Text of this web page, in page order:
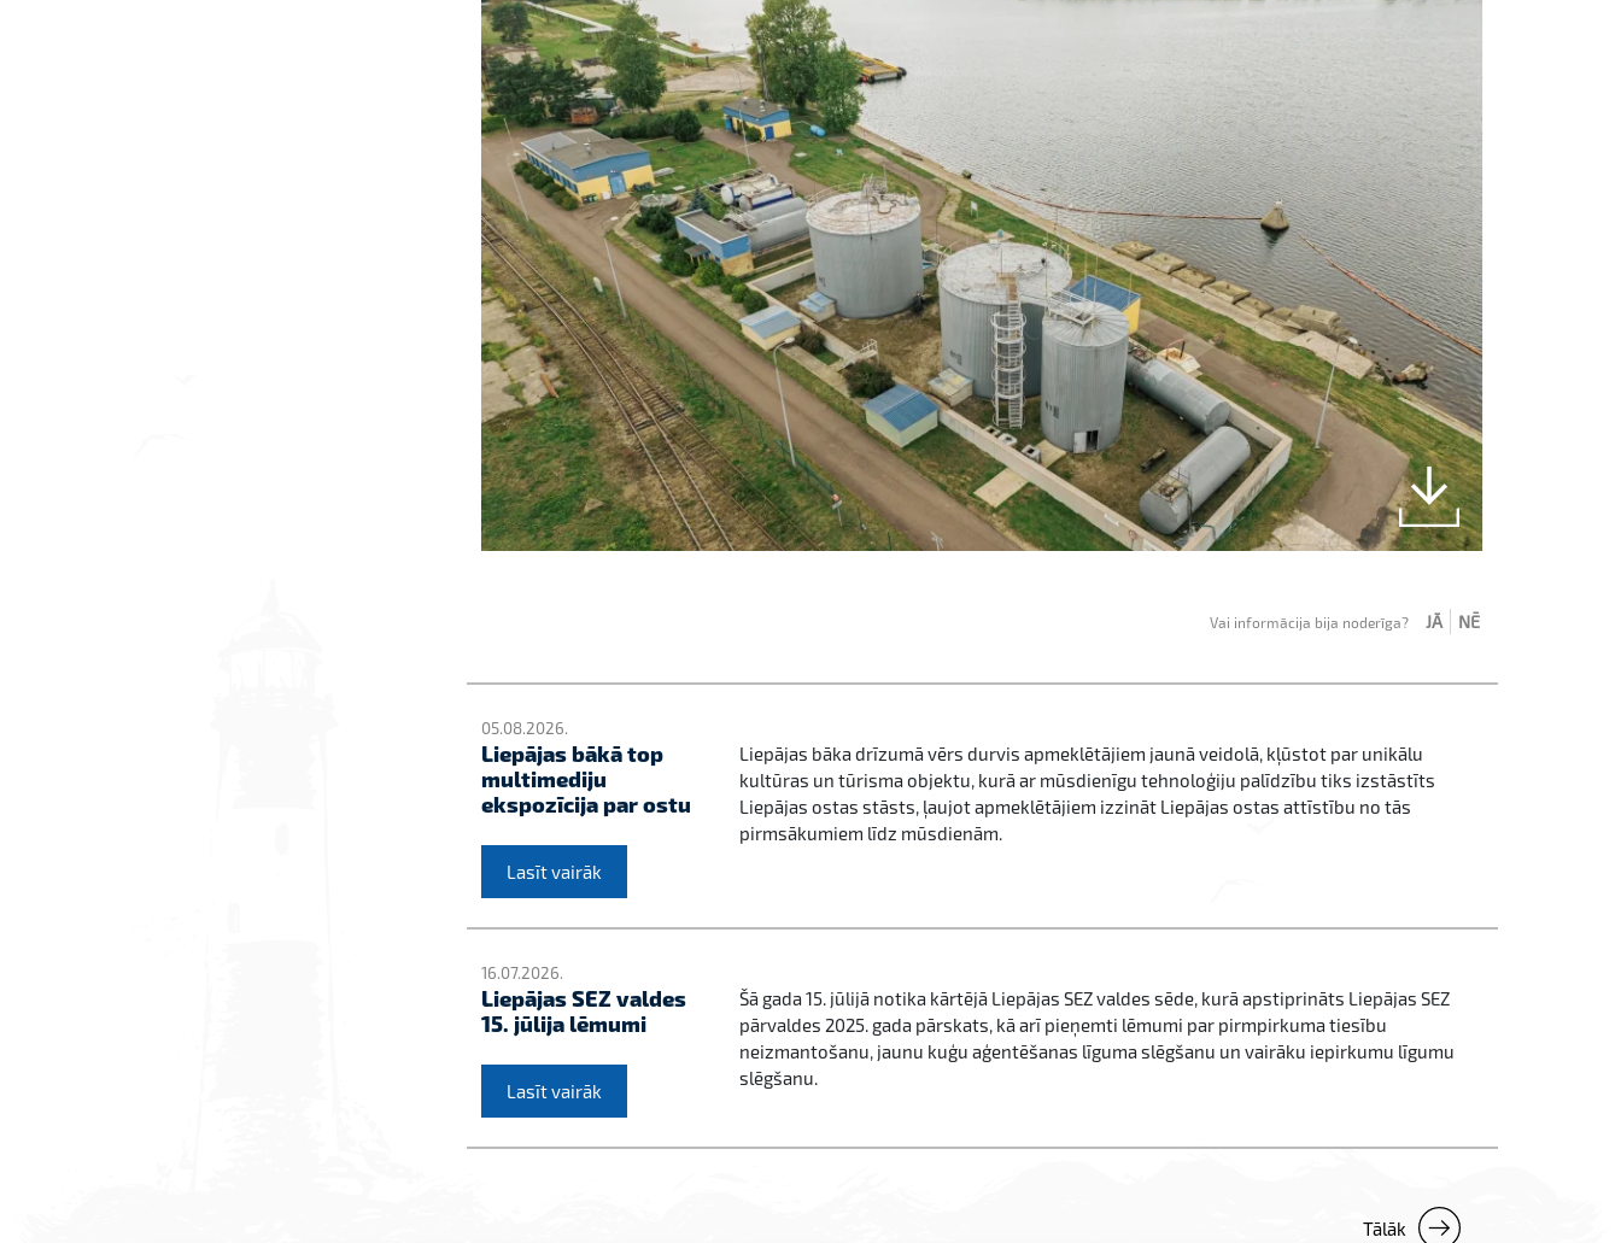
Vai informācija bija noderīga? JĀ NĒ
05.08.2026.
Liepājas bākā top
multimediju
ekspozīcija par ostu
Lasīt vairāk
Liepājas bāka drīzumā vērs durvis apmeklētājiem jaunā veidolā, kļūstot par unikālu
kultūras un tūrisma objektu, kurā ar mūsdienīgu tehnoloģiju palīdzību tiks izstāstīts
Liepājas ostas stāsts, ļaujot apmeklētājiem izzināt Liepājas ostas attīstību no tās
pirmsākumiem līdz mūsdienām.
16.07.2026.
Liepājas SEZ valdes
15. jūlija lēmumi
Lasīt vairāk
Šā gada 15. jūlijā notika kārtējā Liepājas SEZ valdes sēde, kurā apstiprināts Liepājas SEZ
pārvaldes 2025. gada pārskats, kā arī pieņemti lēmumi par pirmpirkuma tiesību
neizmantošanu, jaunu kuģu aģentēšanas līguma slēgšanu un vairāku iepirkumu līgumu
slēgšanu.
Tālāk